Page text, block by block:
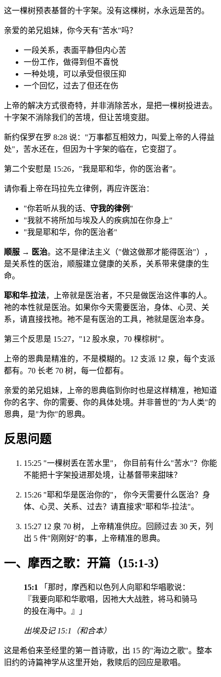
这一棵树预表基督的十字架。没有这棵树，水永远是苦的。
亲爱的弟兄姐妹，你今天有"苦水"吗？
一段关系，表面平静但内心苦
一份工作，做得到但不喜悦
一种处境，可以承受但很压抑
一个回忆，过去了但还在伤
上帝的解决方式很奇特，并非消除苦水，是把一棵树投进去。
十字架不消除我们的苦境，但让苦境变甜。
新约保罗在罗 8:28 说："万事都互相效力，叫爱上帝的人得益
处"，苦水还在，但因为十字架的临在，它变甜了。
第二个安慰是 15:26，"我是耶和华，你的医治者"。
请你看上帝在玛拉先立律例，再应许医治：
"你若听从我的话、 守我的律例 "
"我就不将所加与埃及人的疾病加在你身上"
"我是耶和华，你的医治者"
顺服 → 医治。这不是律法主义（"做这做那才能得医治"），
是关系性的医治，顺服建立健康的关系，关系带来健康的生
命。
耶和华-拉法，上帝就是医治者，不只是做医治这件事的人。
祂的本性就是医治。如果你今天需要医治，身体、心灵、关
系，请直接找祂。祂不是有医治的工具，祂就是医治本身。
第三个反思是 15:27，"12 股水泉，70 棵棕树"。
上帝的恩典是精准的，不是模糊的。12 支派 12 泉，每个支派
都有。70 长老 70 树，每一位都有。
亲爱的弟兄姐妹，上帝的恩典临到你时也是这样精准，祂知道
你的名字、你的需要、你的具体处境。并非普世的"为人类"的
恩典，是"为你"的恩典。
反思问题
15:25 "一棵树丢在苦水里"， 你目前有什么"苦水"？你能
不能把十字架投进那处境，让基督带来甜味？
15:26 "耶和华是医治你的"， 你今天需要什么医治？身
体、心灵、关系、过去？请直接求"耶和华-拉法"。
15:27 12 泉 70 树， 上帝精准供应。回顾过去 30 天，列
出 5 件"刚刚好"的事，上帝精准的恩典。
一、摩西之歌：开篇（15:1-3）
15:1
「那时，摩西和以色列人向耶和华唱歌说：
『我要向耶和华歌唱，因祂大大战胜，将马和骑马
的投在海中。』」
出埃及记 15:1（和合本）
这是希伯来圣经里的第一首诗歌，出 15 的"海边之歌"。整本
旧约的诗篇神学从这里开始，救赎后的回应是歌唱。